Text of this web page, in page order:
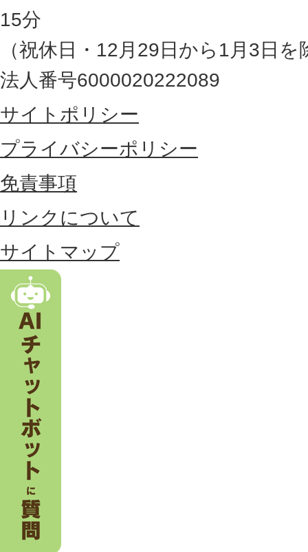
県
の
最
東
部
に
位
置
す
る
市
。
15分
（祝休日・12月29日から1月3日を
法人番号6000020222089
サイトポリシー
プライバシーポリシー
免責事項
リンクについて
サイトマップ